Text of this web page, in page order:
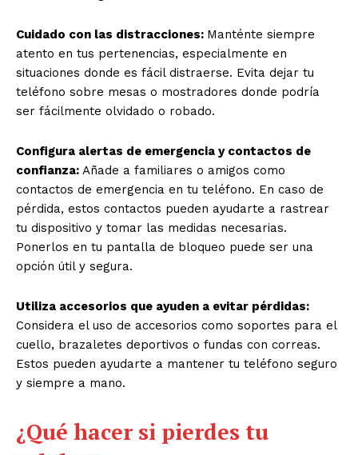
Cuidado con las distracciones: Manténte siempre
atento en tus pertenencias, especialmente en
situaciones donde es fácil distraerse. Evita dejar tu
teléfono sobre mesas o mostradores donde podría
ser fácilmente olvidado o robado.
Configura alertas de emergencia y contactos de
confianza: Añade a familiares o amigos como
contactos de emergencia en tu teléfono. En caso de
pérdida, estos contactos pueden ayudarte a rastrear
tu dispositivo y tomar las medidas necesarias.
Ponerlos en tu pantalla de bloqueo puede ser una
opción útil y segura.
Utiliza accesorios que ayuden a evitar pérdidas:
Considera el uso de accesorios como soportes para el
cuello, brazaletes deportivos o fundas con correas.
Estos pueden ayudarte a mantener tu teléfono seguro
y siempre a mano.
¿Qué hacer si pierdes tu